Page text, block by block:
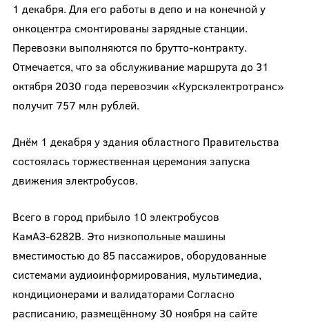
1 декабря. Для его работы в депо и на конечной у
онкоцентра смонтированы зарядные станции.
Перевозки выполняются по брутто-контракту.
Отмечается, что за обслуживание маршрута до 31
октября 2030 года перевозчик «Курскэлектротранс»
получит 757 млн рублей.
Днём 1 декабря у здания областного Правительства
состоялась торжественная церемония запуска
движения электробусов.
Всего в город прибыло 10 электробусов
КамАЗ-6282В. Это низкопольные машины
вместимостью до 85 пассажиров, оборудованные
системами аудиоинформирования, мультимедиа,
кондиционерами и валидаторами Согласно
расписанию, размещённому 30 ноября на сайте